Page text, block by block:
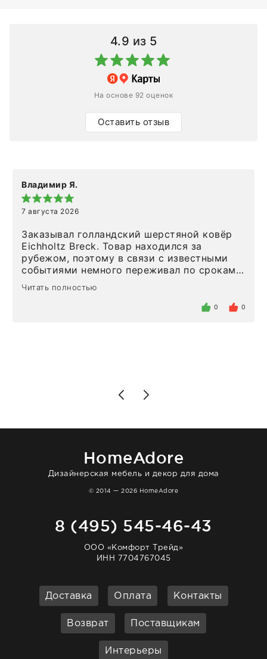
4.9 из 5
На основе 92 оценок
Оставить отзыв
Владимир Я.
7 августа 2026
Заказывал голландский шерстяной ковёр
Eichholtz Breck. Товар находился за
рубежом, поэтому в связи с известными
событиями немного переживал по срокам.
Но homeadore привезли ровно в
определенное в договоре время, без
то качество выше всяких похвал. Выглядит
Читать полностью
0 0
HomeAdore
Дизайнерская мебель и декор для дома
© 2014 — 2026 HomeAdore
8 (495) 545-46-43
ООО «Комфорт Трейд»
ИНН 7704767045
Доставка Оплата Контакты
Возврат Поставщикам
Интерьеры